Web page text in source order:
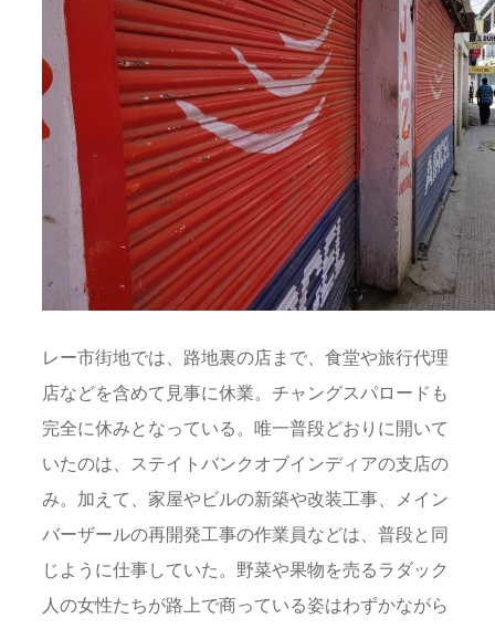
レー市街地では、路地裏の店まで、食堂や旅行代理
店などを含めて見事に休業。チャングスパロードも
完全に休みとなっている。唯一普段どおりに開いて
いたのは、ステイトバンクオブインディアの支店の
み。加えて、家屋やビルの新築や改装工事、メイン
バーザールの再開発工事の作業員などは、普段と同
じように仕事していた。野菜や果物を売るラダック
人の女性たちが路上で商っている姿はわずかながら